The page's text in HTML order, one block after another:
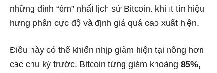
những đỉnh “êm” nhất lịch sử Bitcoin, khi ít tín hiệu
hưng phấn cực độ và định giá quá cao xuất hiện.
Điều này có thể khiến nhịp giảm hiện tại nông hơn
các chu kỳ trước. Bitcoin từng giảm khoảng 85%,